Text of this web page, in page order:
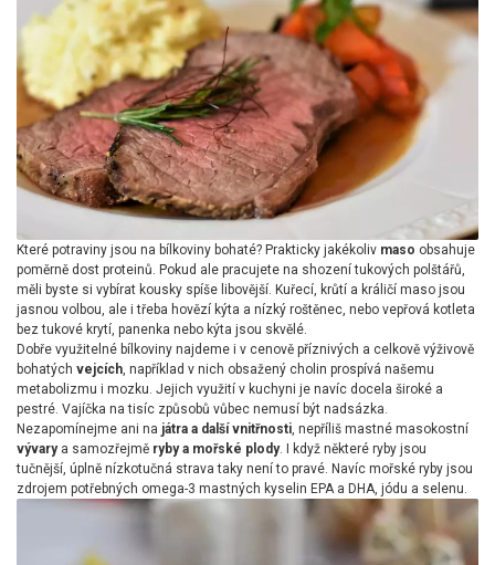
Které potraviny jsou na bílkoviny bohaté? Prakticky jakékoliv maso obsahuje
poměrně dost proteinů. Pokud ale pracujete na shození tukových polštářů,
měli byste si vybírat kousky spíše libovější. Kuřecí, krůtí a králičí maso jsou
jasnou volbou, ale i třeba hovězí kýta a nízký roštěnec, nebo vepřová kotleta
bez tukové krytí, panenka nebo kýta jsou skvělé.
Dobře využitelné bílkoviny najdeme i v cenově příznivých a celkově výživově
bohatých vejcích, například v nich obsažený cholin prospívá našemu
metabolizmu i mozku. Jejich využití v kuchyni je navíc docela široké a
pestré. Vajíčka na tisíc způsobů vůbec nemusí být nadsázka.
Nezapomínejme ani na játra a další vnitřnosti, nepříliš mastné masokostní
vývarya samozřejmě ryby a mořské plody. I když některé ryby jsou
tučnější, úplně nízkotučná strava taky není to pravé. Navíc mořské ryby jsou
zdrojem potřebných omega-3 mastných kyselin EPA a DHA, jódu a selenu.